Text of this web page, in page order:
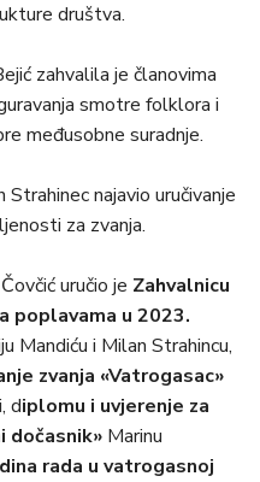
društva.
zahvalila je članovima
smotre folklora i
međusobne suradnje.
najavio uručivanje
za zvanja.
uručio je Zahvalnicu
poplavama u 2023.
Mandiću i Milan Strahincu,
zvanja «Vatrogasac»
diplomu i uvjerenje za
dočasnik» Marinu
rada u vatrogasnoj